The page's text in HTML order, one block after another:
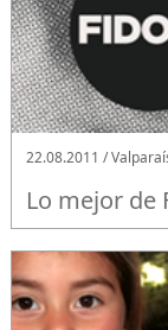
22.08.2011 /
Lo mejor de